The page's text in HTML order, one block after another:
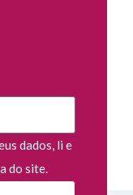
dados, li e
do site.